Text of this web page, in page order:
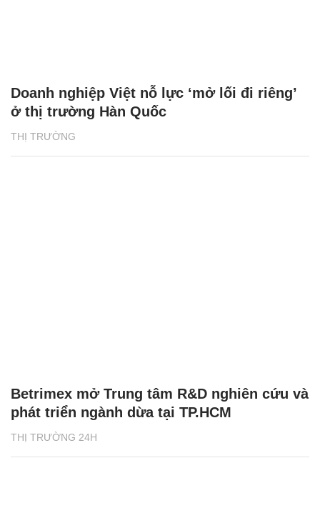
THỊ TRƯỜNG
Doanh nghiệp Việt nỗ lực ‘mở lối đi riêng’
ở thị trường Hàn Quốc
THỊ TRƯỜNG 24H
Betrimex mở Trung tâm R&D nghiên cứu và
phát triển ngành dừa tại TP.HCM